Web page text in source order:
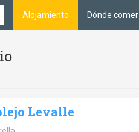
Alojamiento Dónde comer
Levalle